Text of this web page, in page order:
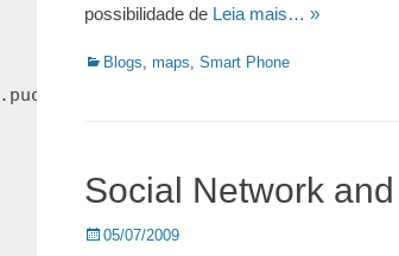
possibilidade de Leia mais… »
Categorias:
Blogs, maps, Smart Phone
Social Network
Posted
05/07/2009